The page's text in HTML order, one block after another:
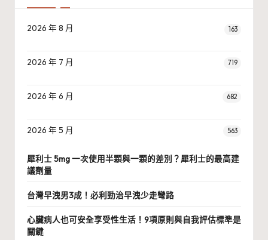
2026 年 8 月 163
2026 年 7 月 719
2026 年 6 月 682
2026 年 5 月 563
犀利士 5mg 一次使用半顆與一顆的差別？犀利士的最高建
議劑量
台灣早洩男3成！必利勁治早洩少走彎路
心臟病人也可安全享受性生活！9項原則與自我評估標準是
關鍵